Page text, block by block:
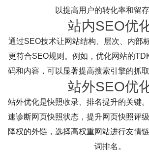
以提高用户的转化率和留存
站内SEO优
通过SEO技术让网站结构、层次、内部
更符合SEO规则。例如，优化网站的
码和内容，可以显著提高搜索引擎的抓
站外SEO优
站外优化是快照收录、排名提升的关键
速诊断网页快照状态，提升网页快照评
降权的外链，选择高权重网站进行友情
词排名。